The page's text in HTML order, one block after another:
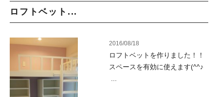
ロフトベット...
2016/08/18
ロフトベットを作りました！！
スペースを有効に使えます(^^♪